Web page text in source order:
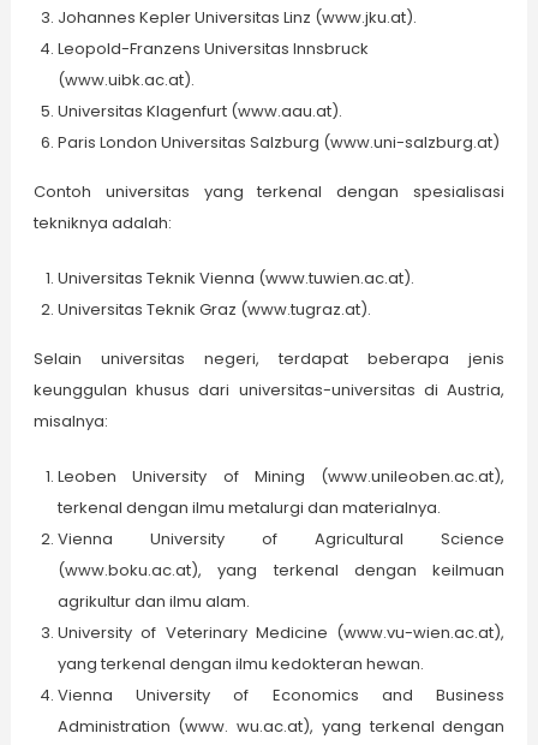
Johannes Kepler Universitas Linz (www.jku.at).
Leopold-Franzens Universitas Innsbruck
(www.uibk.ac.at).
Universitas Klagenfurt (www.aau.at).
Paris London Universitas Salzburg (www.uni-salzburg.at)
Contoh universitas yang terkenal dengan spesialisasi
tekniknya adalah:
Universitas Teknik Vienna (www.tuwien.ac.at).
Universitas Teknik Graz (www.tugraz.at).
Selain universitas negeri, terdapat beberapa jenis
keunggulan khusus dari universitas-universitas di Austria,
misalnya:
Leoben University of Mining (www.unileoben.ac.at),
terkenal dengan ilmu metalurgi dan materialnya.
Vienna University of Agricultural Science
(www.boku.ac.at), yang terkenal dengan keilmuan
agrikultur dan ilmu alam.
University of Veterinary Medicine (www.vu-wien.ac.at),
yang terk­enal dengan ilmu kedokteran hewan.
Vienna University of Economics and Business
Administration (www. wu.ac.at), yang terkenal dengan